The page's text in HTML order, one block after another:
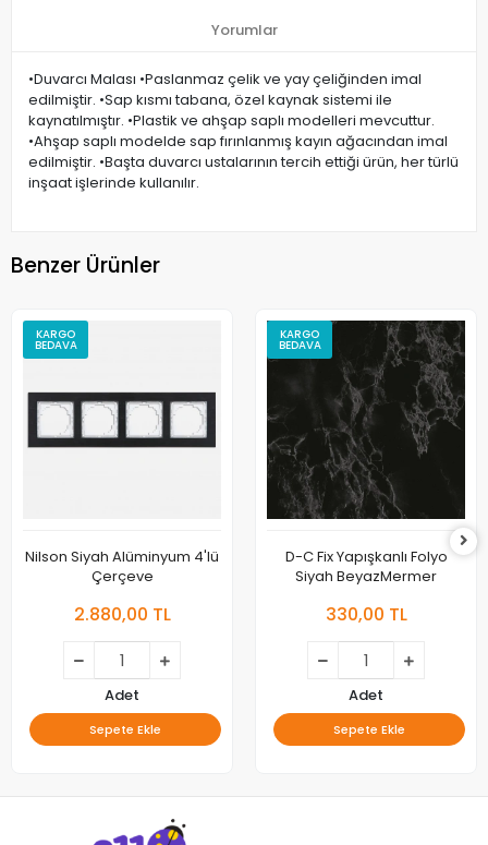
Yorumlar
•Duvarcı Malası •Paslanmaz çelik ve yay çeliğinden imal
edilmiştir. •Sap kısmı tabana, özel kaynak sistemi ile
kaynatılmıştır. •Plastik ve ahşap saplı modelleri mevcuttur.
•Ahşap saplı modelde sap fırınlanmış kayın ağacından imal
edilmiştir. •Başta duvarcı ustalarının tercih ettiği ürün, her türlü
inşaat işlerinde kullanılır.
Benzer Ürünler
KARGO
BEDAVA
Nilson Siyah Alüminyum 4'lü
Çerçeve
2.880,00 TL
Adet
Sepete Ekle
KARGO
BEDAVA
D-C Fix Yapışkanlı Folyo
Siyah BeyazMermer
330,00 TL
Adet
Sepete Ekle